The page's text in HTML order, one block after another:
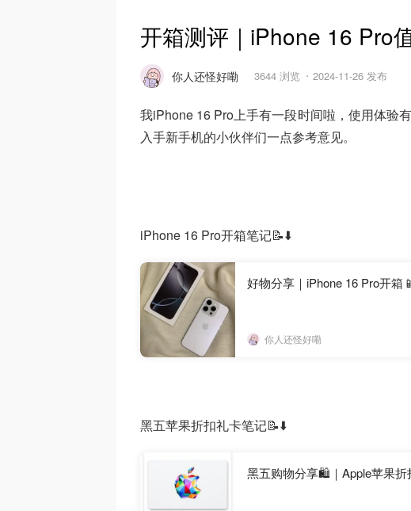
开箱测评｜iPhone 16 Pro
你人还怪好嘞 3644 浏览 2024-11-26 发布
我iPhone 16 Pro上手有一段时间啦，使用体验
入手新手机的小伙伴们一点参考意见。
iPhone 16 Pro开箱笔记📝⬇️
好物分享｜iPhone 16 Pro开箱📱
你人还怪好嘞
黑五苹果折扣礼卡笔记📝⬇️
黑五购物分享🛍️｜Apple苹果折